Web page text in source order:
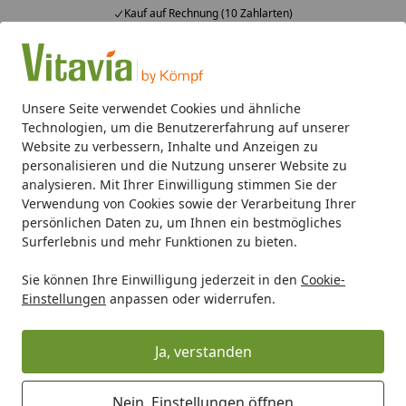
Unsere Seite verwendet Cookies und ähnliche
Technologien, um die Benutzererfahrung auf unserer
Website zu verbessern, Inhalte und Anzeigen zu
personalisieren und die Nutzung unserer Website zu
analysieren. Mit Ihrer Einwilligung stimmen Sie der
Verwendung von Cookies sowie der Verarbeitung Ihrer
persönlichen Daten zu, um Ihnen ein bestmögliches
Surferlebnis und mehr Funktionen zu bieten.
Sie können Ihre Einwilligung jederzeit in den Cookie-
Einstellungen anpassen oder widerrufen.
Ja, verstanden
Kauf auf Rechnung (10 Zahlarten)
Alle Produkte
Mein Konto
Suchen
Startseite
Gewächshaus-Zubehör Luft & Temperatur
Vitavia Aluminium Dachfenster
ohne Verglasung für Calypso, Zeus,
Flora, Eos